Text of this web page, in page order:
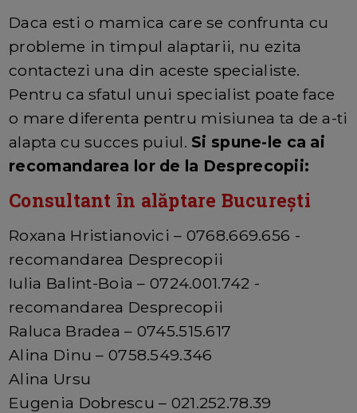
Daca esti o mamica care se confrunta cu
probleme in timpul alaptarii, nu ezita
contactezi una din aceste specialiste.
Pentru ca sfatul unui specialist poate face
o mare diferenta pentru misiunea ta de a-ti
alapta cu succes puiul. Si spune-le ca ai
recomandarea lor de la Desprecopii:
Consultant în alăptare București
Roxana Hristianovici – 0768.669.656 -
recomandarea Desprecopii
Iulia Balint-Boia – 0724.001.742 -
recomandarea Desprecopii
Raluca Bradea – 0745.515.617
Alina Dinu – 0758.549.346
Alina Ursu
Eugenia Dobrescu – 021.252.78.39